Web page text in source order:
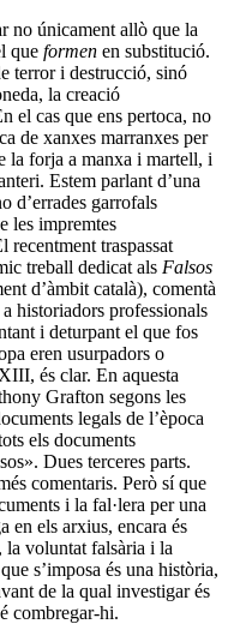
no únicament allò que la
que formen en substitució.
terror i destrucció, sinó
la creació
el cas que ens pertoca, no
de xanxes marranxes per
la forja a manxa i martell, i
Estem parlant d’una
d’errades garrofals
les impremtes
recentment traspassat
treball dedicat als Falsos
d’àmbit català), comentà
historiadors professionals
i deturpant el que fos
eren usurpadors o
és clar. En aquesta
Grafton segons les
legals de l’època
els documents
Dues terceres parts.
comentaris. Però sí que
i la fal·lera per una
en els arxius, encara és
la voluntat falsària i la
s’imposa és una història,
de la qual investigar és
combregar-hi.